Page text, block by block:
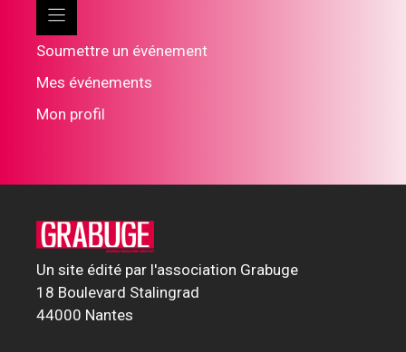
Soumettre un événement
Mes événements
Mon profil
Un site édité par l'association Grabuge
18 Boulevard Stalingrad
44000 Nantes